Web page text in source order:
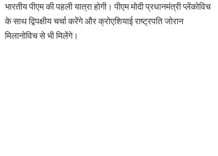
भारतीय पीएम की पहली यात्रा होगी। पीएम मोदी प्रधानमंत्री प्लेंकोविच
के साथ द्विपक्षीय चर्चा करेंगे और क्रोएशियाई राष्ट्रपति जोरान
मिलानोविच से भी मिलेंगे।